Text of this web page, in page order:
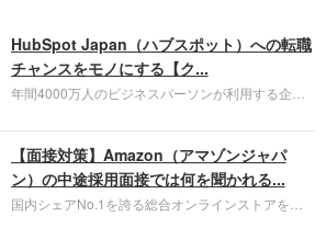
HubSpot Japan（ハブスポット）への転職
チャンスをモノにする【ク...
年間4000万人のビジネスパーソンが利用する企業
お勧めするイチオシ企業をご紹介します。今回はク
ラウド型CRMプラットフォームを提供する
HubSpot Japan（ハブスポット・ジャパン）株式会
社です。採用面接対策の企業研究にご活用くださ
い。
【面接対策】Amazon（アマゾンジャパ
ン）の中途採用面接では何を聞かれる...
国内シェアNo.1を誇る総合オンラインストアを運